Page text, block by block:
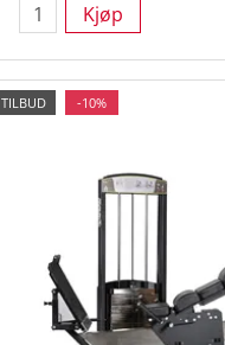
Kjøp
TILBUD -10%